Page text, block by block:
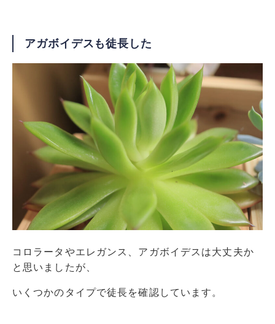
アガボイデスも徒長した
コロラータやエレガンス、アガボイデスは大丈夫か
と思いましたが、
いくつかのタイプで徒長を確認しています。